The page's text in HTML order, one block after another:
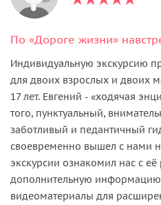
Индивидуальную экскурсию
для двоих взрослых и двоих
17 лет. Евгений - «ходячая
того, пунктуальный,
заботливый и педантичный
своевременно вышел с нами
экскурсии ознакомил нас с
дополнительную
видеоматериалы для